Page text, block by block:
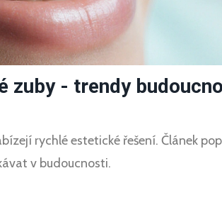
zuby - trendy
rychlé estetické řešení. Článek
v budoucnosti.